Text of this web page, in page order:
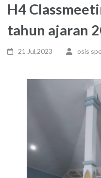
H4
tahun ajaran
21 Jul,2023 osis